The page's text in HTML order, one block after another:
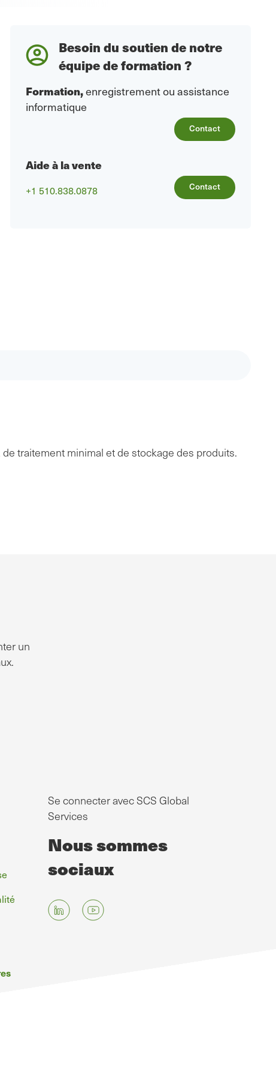
Besoin du soutien de notre
équipe de formation ?
Formation,enregistrement ou assistance
informatique
Contact
Aide à la vente
+1 510.838.0878 Contact
traitement minimal et de stockage des produits.
un
Se connecter avec SCS Global
Services
Nous sommes
sociaux